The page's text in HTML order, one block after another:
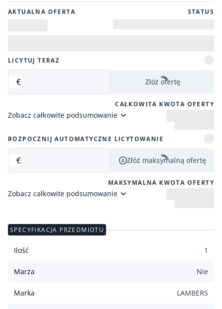
AKTUALNA OFERTA STATUS
LICYTUJ TERAZ
€ Złóż ofertę
CAŁKOWITA KWOTA OFERTY
Zobacz całkowite podsumowanie
ROZPOCZNIJ AUTOMATYCZNE LICYTOWANIE
€ Złóż maksymalną ofertę
MAKSYMALNA KWOTA OFERTY
Zobacz całkowite podsumowanie
SPECYFIKACJA PRZEDMIOTU
Ilość 1
Marża Nie
Marka LAMBERS